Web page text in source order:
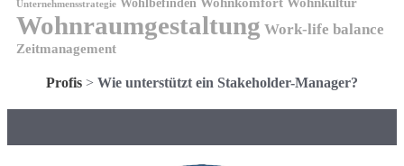
Unternehmensstrategie Wohlbefinden
Wohnraumgestaltung Work-life balance
Zeitmanagement
Profis > Wie unterstützt ein Stakeholder-Manager?